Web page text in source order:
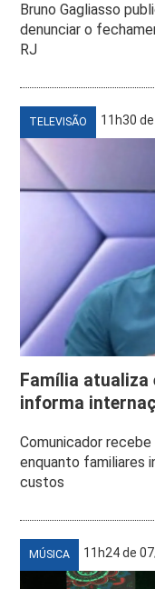
Bruno Gagliasso
denunciar o
RJ
TELEVISÃO 11h30
Família atualiza
informa
Comunicador
enquanto familiares
custos
MÚSICA 11h24 de